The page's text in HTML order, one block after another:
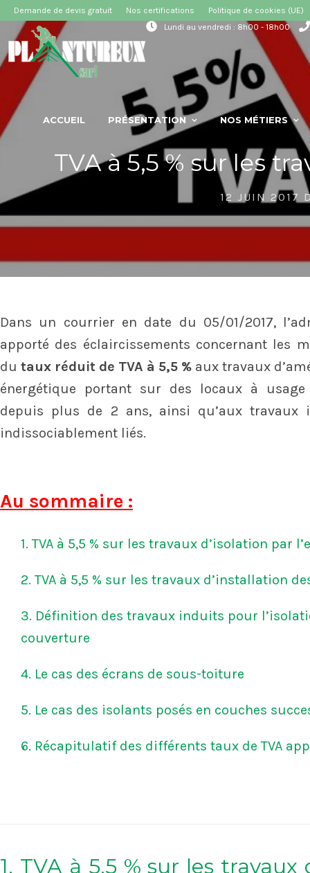
Demande de devis gratuit Nos certifications
Politique de cookies (UE)
Lundi au vendredi : 8h00 - 18h00
ACCUEIL PRÉSENTATION NOS MÉTIERS
TVA à 5,5 % sur les
12 JUIN 2017
Dans un courrier en date du 05/01/2017,
apporté des éclaircissements concernant les
du taux réduit de TVA à 5,5 % aux travaux
énergétique portant sur des locaux à usage
depuis plus de 2 ans, ainsi qu’aux
indissociablement liés.
Au sommaire :
1. TVA à 5,5 % sur les travaux d’isolation par
2. TVA à 5,5 % sur les travaux d’installation
3. Définition des travaux induits pour
couverture
4. Le cas des écrans de sous-toiture
5. Le cas des isolants posés en couches
6. Récapitulatif des différents taux de TVA
1. TVA à 5,5 % sur les travaux